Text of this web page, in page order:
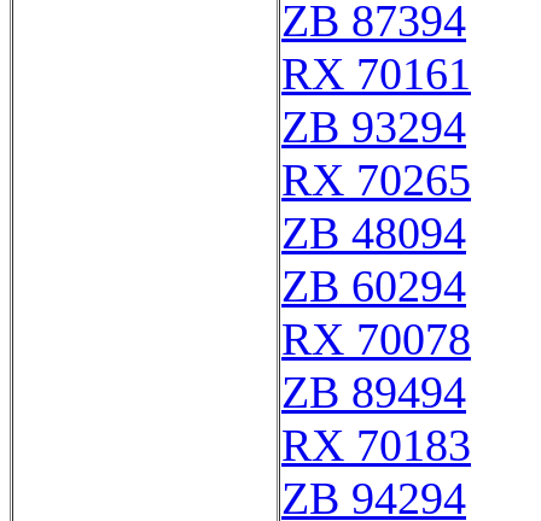
ZB 87394
RX 70161
ZB 93294
RX 70265
ZB 48094
ZB 60294
RX 70078
ZB 89494
RX 70183
ZB 94294